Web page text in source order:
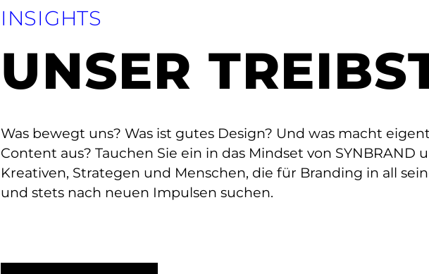
INSIGHTS
UNSER
Was bewegt uns? Was ist gutes Design? Und was macht
Content aus? Tauchen Sie ein in das Mindset von SYNBRAND
Kreativen, Strategen und Menschen, die für Branding in all
und stets nach neuen Impulsen suchen.
Juli 17, 2026 - 7 Min Lesezeit
Trikot
Wie das Gelbe Trikot
starke Marken Mut
zur Langfristigkeit
brauchen.
Content macht
keine Marke
Content möglich
macht, braucht
mehr Klarheit.